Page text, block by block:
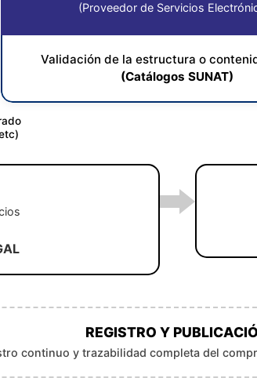
(Proveedor de Servicios
Validación de la estructura o
(Catálogos SUNAT)
REGISTRO Y
continuo y trazabilidad completa del